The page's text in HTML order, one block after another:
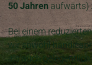
50 Jahrenaufwärts)
Bei einem
wir sowohl
als auch